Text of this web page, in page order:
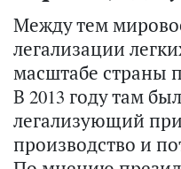
Между тем
легализации
масштабе страны
В 2013 году там
легализующий
производство и